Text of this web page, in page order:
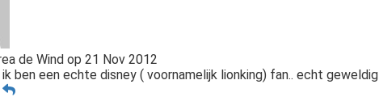
de Windop 21 Nov 2012
ben een echte disney ( voornamelijk lionking) fan.. echt geweldig